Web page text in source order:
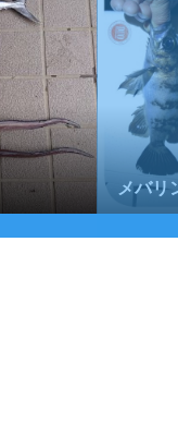
メバリ